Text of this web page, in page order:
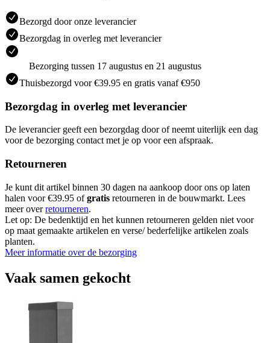
Bezorgd door onze leverancier
Bezorgdag in overleg met leverancier
Bezorging tussen 17 augustus en 21 augustus
Thuisbezorgd voor €39.95 en gratis vanaf €950
Bezorgdag in overleg met leverancier
De leverancier geeft een bezorgdag door of neemt uiterlijk een dag
voor de bezorging contact met je op voor een afspraak.
Retourneren
Je kunt dit artikel binnen 30 dagen na aankoop door ons op laten
halen voor €39.95 ofgratis retourneren in de bouwmarkt. Lees
meer overretourneren.
Let op: De bedenktijd en het kunnen retourneren gelden niet voor
op maat gemaakte artikelen en verse/ bederfelijke artikelen zoals
planten.
Meer informatie over de bezorging
Vaak samen gekocht